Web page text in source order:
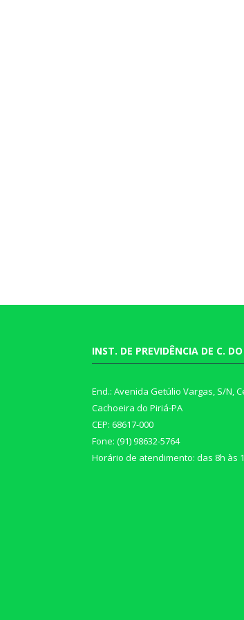
INST. DE PREVIDÊNCIA DE C.
End.: Avenida Getúlio Vargas, S/N,
Cachoeira do Piriá-PA
CEP: 68617-000
Fone: (91) 98632-5764
Horário de atendimento: das 8h às